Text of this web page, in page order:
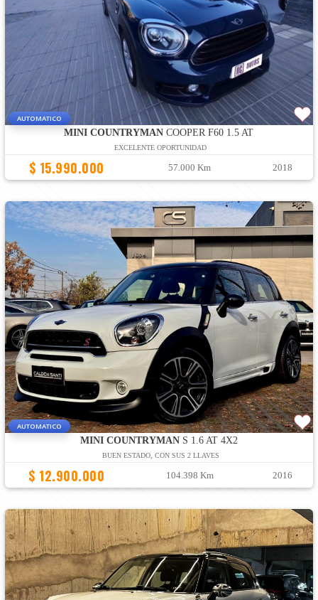
AUTOMATICO
MINI COUNTRYMAN COOPER F60 1.5 AT
EXCELENTE OPORTUNIDAD
$ 15.990.000 57.000 Km 2018
AUTOMATICO
MINI COUNTRYMANS 1.6 AT 4X2
BUEN ESTADO, CON SUS 2 LLAVES
$ 12.900.000 104.398 Km 2016